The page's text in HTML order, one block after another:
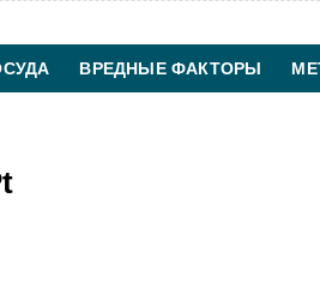
ВРЕДНЫЕ ФАКТОРЫ